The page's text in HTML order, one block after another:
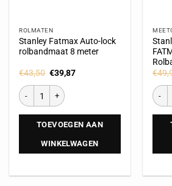
ROLMATEN
Stanley Fatmax Auto-lock
rolbandmaat 8 meter
€43,50 €39,87
TOEVOEGEN AAN
WINKELWAGEN
€